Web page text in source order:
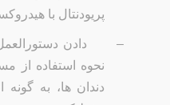
پریودنتال با
–
دادن
نحوه استفاده از
دندان ها، به گونه